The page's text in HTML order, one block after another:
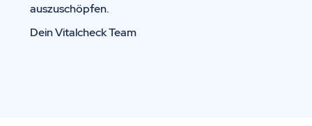
auszuschöpfen.
Dein Vitalcheck Team